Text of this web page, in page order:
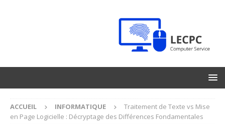
ACCUEIL INFORMATIQUE
Traitement de Texte vs Mise
en Page Logicielle : Décryptage des Différences Fondamentales